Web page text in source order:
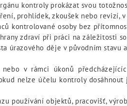
kontroly prokázat svou
prohlídek, zkoušek nebo
kontrolované osoby bez
zdraví při práci na záležitosti
úrazového děje v původním
v rámci úkonů
nelze účelu kontroly
používání objektů, pracovišť,